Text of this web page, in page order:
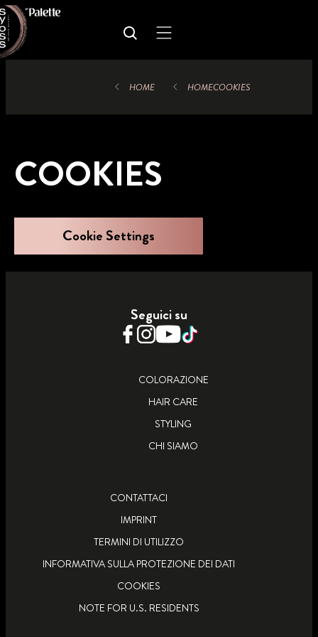
HOME HOMECOOKIES
COOKIES
Cookie Settings
Seguici su
COLORAZIONE
HAIR CARE
STYLING
CHI SIAMO
CONTATTACI
IMPRINT
TERMINI DI UTILIZZO
INFORMATIVA SULLA PROTEZIONE DEI DATI
COOKIES
NOTE FOR U.S. RESIDENTS